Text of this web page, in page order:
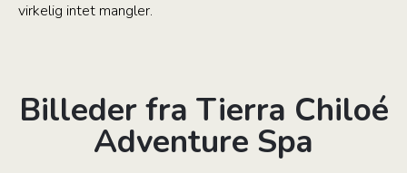
virkelig intet mangler.
Billeder fra Tierra Chiloé
Adventure Spa